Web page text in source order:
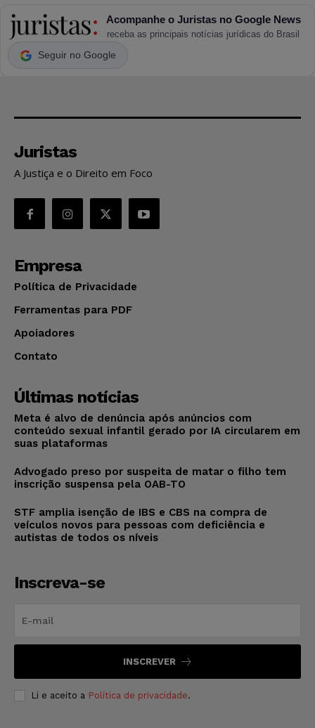
Acompanhe o Juristas no Google News
receba as principais notícias jurídicas do Brasil
Seguir no Google
Juristas
A Justiça e o Direito em Foco
Empresa
Política de Privacidade
Ferramentas para PDF
Apoiadores
Contato
Últimas notícias
Meta é alvo de denúncia após anúncios com
conteúdo sexual infantil gerado por IA circularem em
suas plataformas
Advogado preso por suspeita de matar o filho tem
inscrição suspensa pela OAB-TO
STF amplia isenção de IBS e CBS na compra de
veículos novos para pessoas com deficiência e
autistas de todos os níveis
Inscreva-se
INSCREVER
Li e aceito a Política de privacidade.